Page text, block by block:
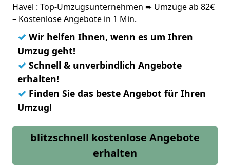
Havel : Top-Umzugsunternehmen ➨ Umzüge ab 82€
– Kostenlose Angebote in 1 Min.
✓ Wir helfen Ihnen, wenn es um Ihren
Umzug geht!
✓ Schnell & unverbindlich Angebote
erhalten!
✓ Finden Sie das beste Angebot für Ihren
Umzug!
blitzschnell kostenlose Angebote
erhalten